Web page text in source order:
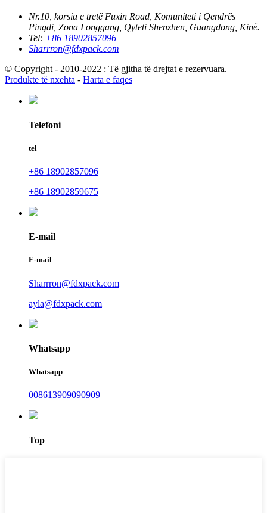
Nr.10, korsia e tretë Fuxin Road, Komuniteti i Qendrës
Pingdi, Zona Longgang, Qyteti Shenzhen, Guangdong, Kinë.
Tel: +86 18902857096
Sharrron@fdxpack.com
© Copyright - 2010-2022 : Të gjitha të drejtat e rezervuara.
Produkte të nxehta - Harta e faqes
Telefoni
tel
+86 18902857096
+86 18902859675
E-mail
E-mail
Sharrron@fdxpack.com
ayla@fdxpack.com
Whatsapp
Whatsapp
008613909090909
Top